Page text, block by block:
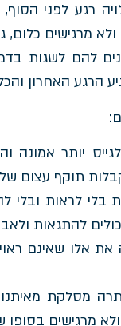
רגע לפני
מרגישים
להם לשגות
הרגע האחרון
יותר
תוקף עצום
בלי לראות ובלי
להתגאות
אלו שאינם
מסלקת מאיתנו
מרגישים